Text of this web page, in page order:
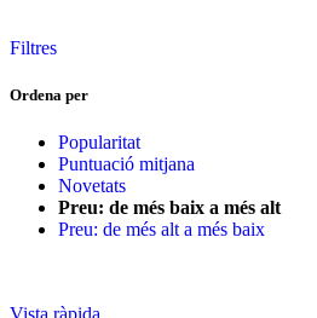
Filtres
Ordena per
Popularitat
Puntuació mitjana
Novetats
Preu: de més baix a més alt
Preu: de més alt a més baix